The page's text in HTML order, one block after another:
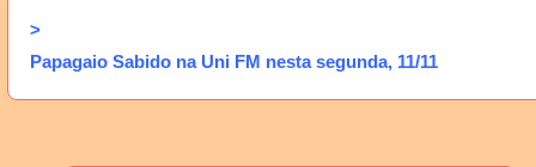
>
Papagaio Sabido na Uni FM nesta segunda, 11/11